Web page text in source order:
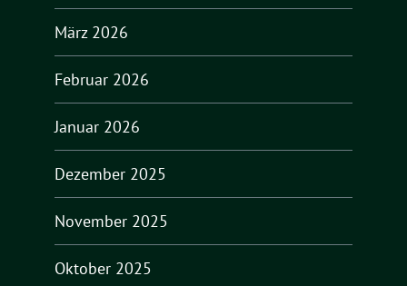
März 2026
Februar 2026
Januar 2026
Dezember 2025
November 2025
Oktober 2025